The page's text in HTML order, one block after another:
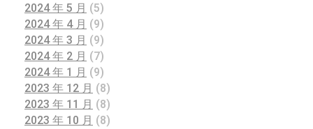
2024 年 5 月 (5)
2024 年 4 月 (9)
2024 年 3 月 (9)
2024 年 2 月 (7)
2024 年 1 月 (9)
2023 年 12 月 (8)
2023 年 11 月 (8)
2023 年 10 月 (8)